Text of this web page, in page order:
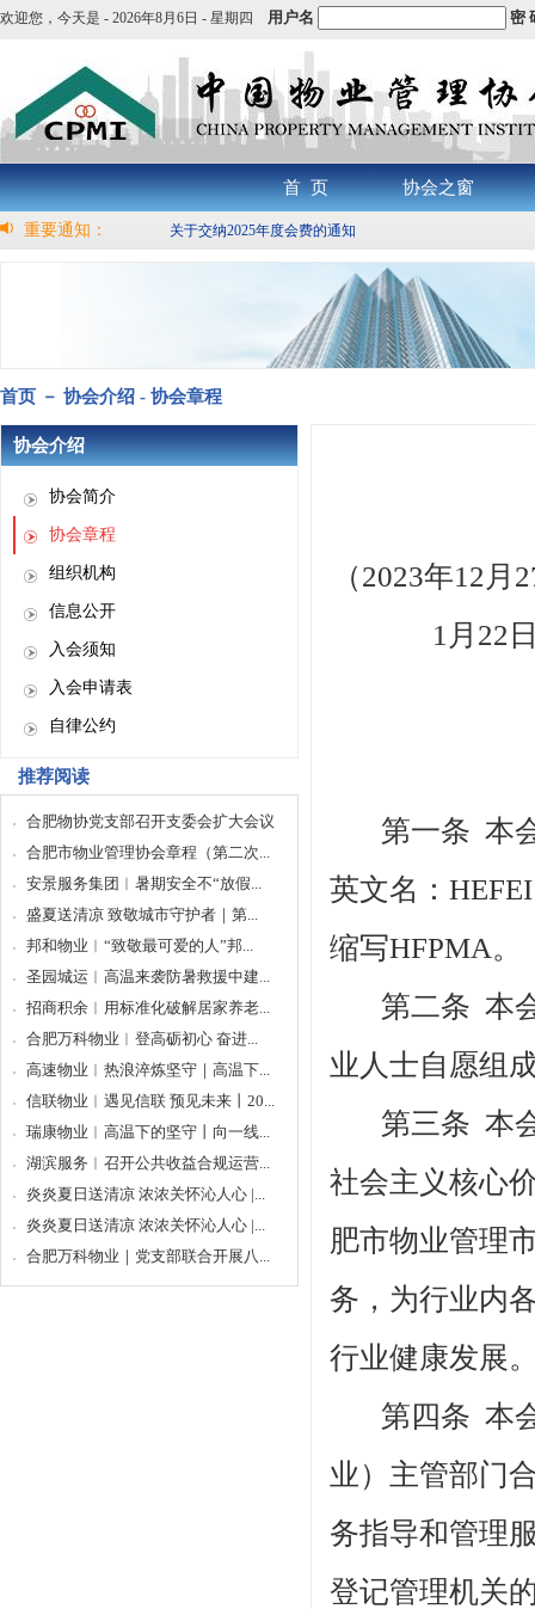
欢迎您， 今天是 - 2026年8月6日 - 星期四 用户名 密
首 页 协会之窗
重要通知： 关于交纳2025年度会费的通知
首页 － 协会介绍 - 协会章程
协会介绍
协会简介
协会章程
组织机构
信息公开
入会须知
入会申请表
自律公约
推荐阅读
合肥物协党支部召开支委会扩大会议
合肥市物业管理协会章程（第二次...
安景服务集团︱暑期安全不“放假...
盛夏送清凉 致敬城市守护者｜第...
邦和物业︱“致敬最可爱的人”邦...
圣园城运︱高温来袭防暑救援中建...
招商积余︱用标准化破解居家养老...
合肥万科物业︱登高砺初心 奋进...
高速物业︱热浪淬炼坚守｜高温下...
信联物业︱遇见信联 预见未来丨20...
瑞康物业︱高温下的坚守丨向一线...
湖滨服务︱召开公共收益合规运营...
炎炎夏日送清凉 浓浓关怀沁人心 |...
炎炎夏日送清凉 浓浓关怀沁人心 |...
合肥万科物业｜党支部联合开展八...
（2023年12月
1月22
第一条 本
英文名：
缩写HFPMA。
第二条 本
业人士自愿组
第三条 本
社会主义核心
肥市物业管理
务，为行业内
行业健康发展
第四条 本
业 ） 主管部门
务指导和管理
登记管理机关